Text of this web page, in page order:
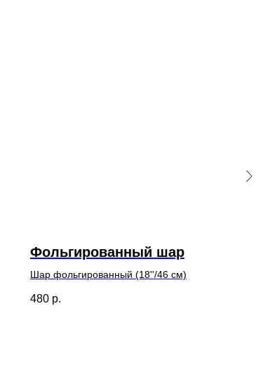
Фольгированный шар
Шар фольгированный (18''/46 см)
480 р.